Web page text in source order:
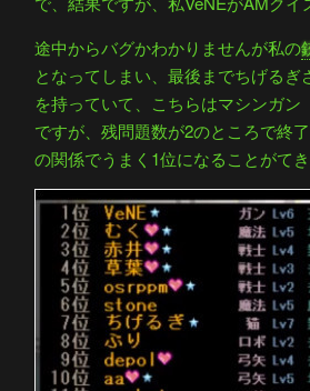
途中からバグかわかりませんが私の
となってしまい、最後までちげる
を持っていて、こちらはマシンガ
ですが、残問題数が2のところで終
の関係でうまく1位になることがてき